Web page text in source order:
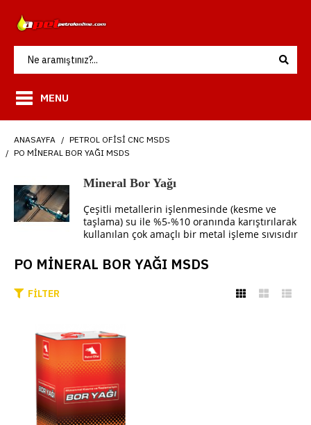
MENU
ANASAYFA
PETROL OFISI CNC MSDS
PO MİNERAL BOR YAĞI MSDS
Mineral Bor Yağı
Çeşitli metallerin işlenmesinde (kesme ve
taşlama) su ile %5-%10 oranında karıştırılarak
kullanılan çok amaçlı bir metal işleme sıvısıdır
PO MİNERAL BOR YAĞI MSDS
FILTER